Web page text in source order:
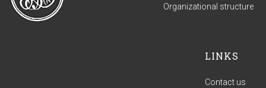
Organizational structure
LINKS
Contact us